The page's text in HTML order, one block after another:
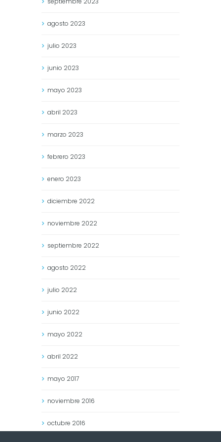
agosto 2023
julio 2023
junio 2023
mayo 2023
abril 2023
marzo 2023
febrero 2023
enero 2023
diciembre 2022
noviembre 2022
septiembre 2022
agosto 2022
julio 2022
junio 2022
mayo 2022
abril 2022
mayo 2017
noviembre 2016
octubre 2016